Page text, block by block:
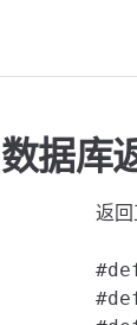
数据库